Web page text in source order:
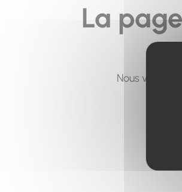
La
Nous vous